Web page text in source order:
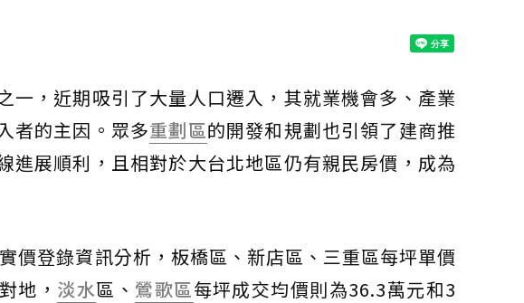
一，近期吸引了大量人口遷入，其就業機會多、產業
者的主因。眾多重劃區的開發和規劃也引領了建商推
進展順利，且相對於大台北地區仍有親民房價，成為
價登錄資訊分析，板橋區、新店區、三重區每坪單價
地， 淡水區、 鶯歌區每坪成交均價則為36.3萬元和3